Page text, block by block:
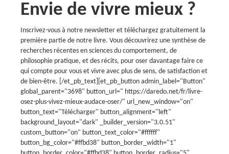
Envie de vivre mieux ?
Inscrivez-vous à notre newsletter et téléchargez gratuitement la
première partie de notre livre. Vous découvrirez une synthèse de
recherches récentes en sciences du comportement, de
philosophie pratique, et des récits, pour oser davantage faire ce
qui compte pour vous et vivre avec plus de sens, de satisfaction et
de bien-être. [/et_pb_text][et_pb_button admin_label="Button"
global_parent="3698" button_url=" https://daredo.net/fr/livre-
osez-plus-vivez-mieux-audace-oser/" url_new_window="on"
button_text="Télécharger" button_alignment="left"
background_layout="dark" _builder_version="3.0.51"
custom_button="on" button_text_color="#ffffff"
button_bg_color="#ffbd38" button_border_width="1"